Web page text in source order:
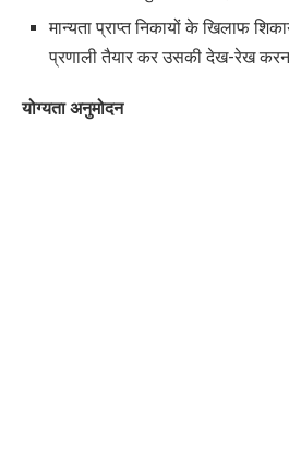
मान्यता प्राप्त निकायों के खिलाफ
प्रणाली तैयार कर उसकी देख-रेख
योग्यता अनुमोदन